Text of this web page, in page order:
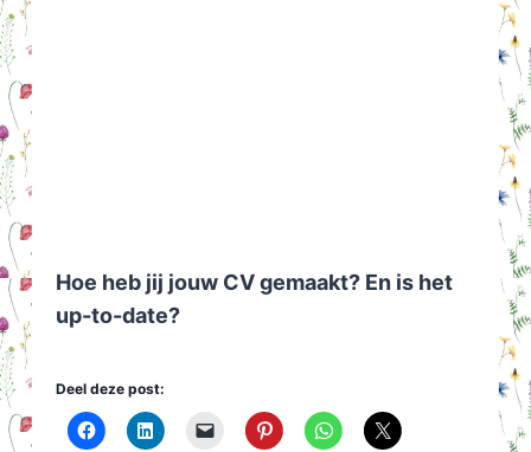
Hoe heb jij jouw CV gemaakt? En is het
up-to-date?
Deel deze post: